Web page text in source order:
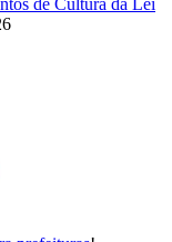
de Cultura da Lei